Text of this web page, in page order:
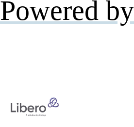
Powered